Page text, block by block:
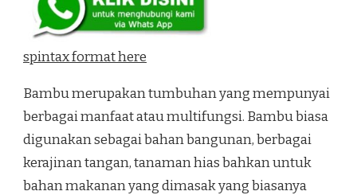
spintax format here
Bambu merupakan tumbuhan yang mempunyai
berbagai manfaat atau multifungsi. Bambu biasa
digunakan sebagai bahan bangunan, berbagai
kerajinan tangan, tanaman hias bahkan untuk
bahan makanan yang dimasak yang biasanya